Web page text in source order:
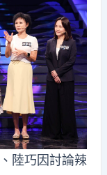
陸巧因討論辣